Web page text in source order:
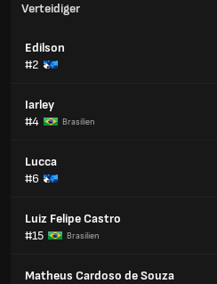
Verteidiger
Edilson
#2
Iarley
#4
Brasilien
Lucca
#6
Luiz Felipe Castro
#15
Brasilien
Matheus Cardoso de Souza